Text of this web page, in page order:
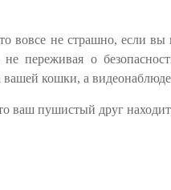
не страшно, если
переживая о
кошки, а
ваш пушистый друг